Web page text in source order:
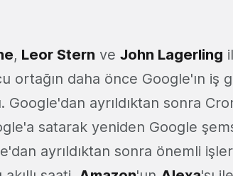
, Leor Stern ve John Lagerling
ortağın daha önce Google'ın iş
Google'dan ayrıldıktan sonra
satarak yeniden Google
ayrıldıktan sonra önemli